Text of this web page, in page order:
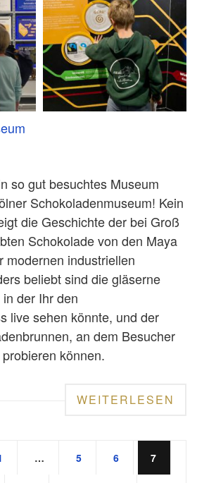
so gut besuchtes Museum
Schokoladenmuseum! Kein
die Geschichte der bei Groß
Schokolade von den Maya
modernen industriellen
beliebt sind die gläserne
der Ihr den
live sehen könnte, und der
an dem Besucher
können.
WEITERLESEN
… 5 6 7